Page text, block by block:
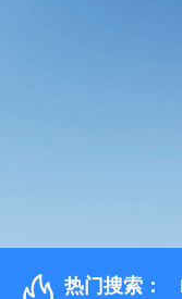
热门搜索：